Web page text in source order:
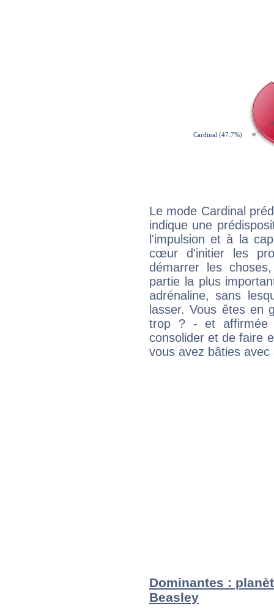
Le mode Cardinal
indique une
l'impulsion et à la
cœur d'initier les
démarrer les
partie la plus
adrénaline, sans
lasser. Vous êtes en
trop ? - et affirmée
consolider et de faire
vous avez bâties avec
Dominantes :
Beasley